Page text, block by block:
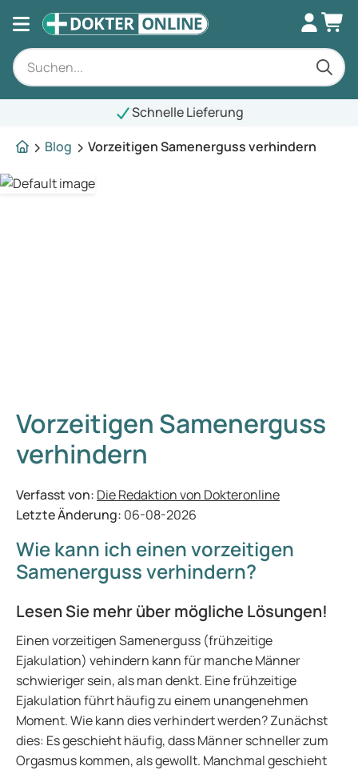
Schnelle Lieferung
Blog
Vorzeitigen Samenerguss verhindern
Vorzeitigen Samenerguss
verhindern
Verfasst von: Die Redaktion von Dokteronline
Letzte Änderung: 06-08-2026
Wie kann ich einen vorzeitigen
Samenerguss verhindern?
Lesen Sie mehr über mögliche Lösungen!
Einen vorzeitigen Samenerguss (frühzeitige
Ejakulation) vehindern kann für manche Männer
schwieriger sein, als man denkt. Eine frühzeitige
Ejakulation führt häufig zu einem unangenehmen
Moment. Wie kann dies verhindert werden? Zunächst
dies: Es geschieht häufig, dass Männer schneller zum
Orgasmus kommen, als gewollt. Manchmal geschieht